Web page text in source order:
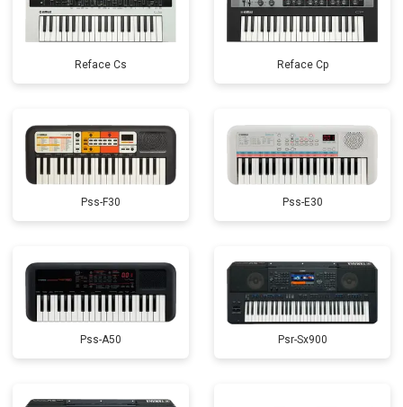
Reface Cs Reface Cp
Pss-F30 Pss-E30
Pss-A50 Psr-Sx900